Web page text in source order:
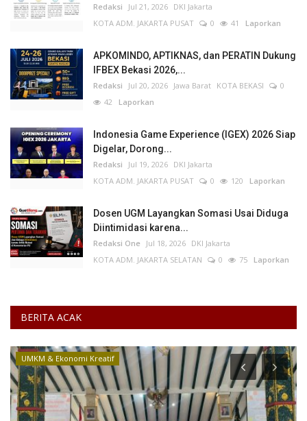
Redaksi Jul 21, 2026 DKI Jakarta
KOTA ADM. JAKARTA PUSAT
0 41 Laporkan
APKOMINDO, APTIKNAS, dan PERATIN Dukung
IFBEX Bekasi 2026,...
Redaksi Jul 20, 2026 Jawa Barat KOTA BEKASI
0
42 Laporkan
Indonesia Game Experience (IGEX) 2026 Siap
Digelar, Dorong...
Redaksi Jul 19, 2026 DKI Jakarta
KOTA ADM. JAKARTA PUSAT
0 120 Laporkan
Dosen UGM Layangkan Somasi Usai Diduga
Diintimidasi karena...
Redaksi One Jul 18, 2026 DKI Jakarta
KOTA ADM. JAKARTA SELATAN
0 75 Laporkan
BERITA ACAK
UMKM & Ekonomi Kreatif